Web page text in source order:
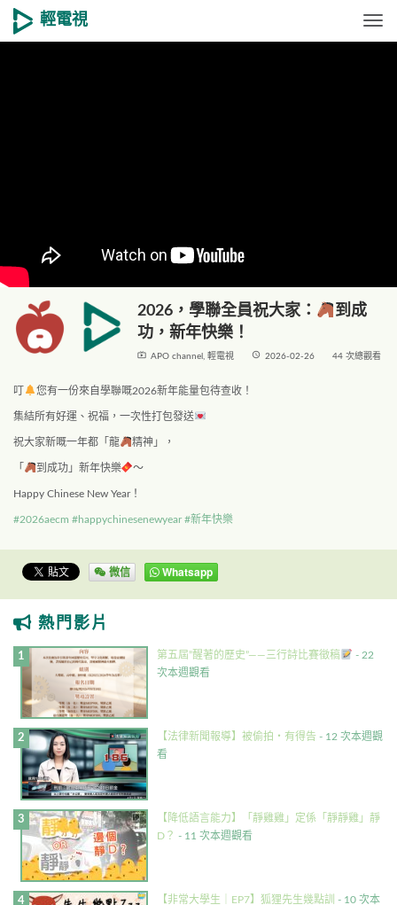
輕電視
2026，學聯全員祝大家：
到成
功，新年快樂！
live_tv APO channel , 輕電視 access_time 2026-02-26 44 次總觀看
叮 您有一份來自學聯嘅2026新年能量包待查收！
集結所有好運、祝福，一次性打包發送
祝大家新嘅一年都「龍 精神」，
「 到成功」新年快樂 ～
Happy Chinese New Year！
#2026aecm #happychinesenewyear #新年快樂
微信 Whatsapp
熱門影片
第五屆”醒著的歷史”——三行詩比賽徵稿
- 22
次本週觀看
【法律新聞報導】被偷拍・有得告 - 12 次本週觀
看
【降低語言能力】「靜雞雞」定係「靜靜雞」靜
D？ - 11 次本週觀看
【非常大學生｜EP7】狐狸先生幾點訓 - 10 次本